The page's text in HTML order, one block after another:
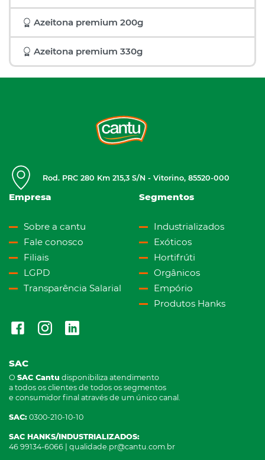
Azeitona premium 200g
Azeitona premium 330g
Rod. PRC 280 Km 215,3 S/N - Vitorino, 85520-000
Empresa
Sobre a cantu
Fale conosco
Filiais
LGPD
Transparência Salarial
Segmentos
Industrializados
Exóticos
Hortifrúti
Orgânicos
Empório
Produtos Hanks
SAC
O SAC Cantu disponibiliza atendimento
a todos os clientes de todos os segmentos
e consumidor final através de um único canal.
SAC: 0300-210-10-10
SAC HANKS/INDUSTRIALIZADOS:
46 99134-6066 | qualidade.pr@cantu.com.br